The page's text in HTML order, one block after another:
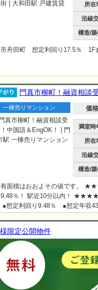
所在
沿線
構造/
市舟田町 想定利回り17.5％ 1F
門真市柳町！融資相談
一棟売りマンション 価格
満室時
所在
沿線
構造/
面積はおおよその値です
9.48％！ 駅近10分以内
●想定利回り9.48％ ●想定年収
限定公開物件